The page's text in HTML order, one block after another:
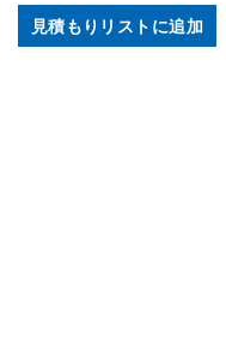
見積もりリストに追加